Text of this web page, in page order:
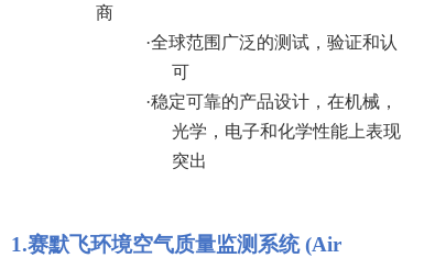
商
·全球范围广泛的测试，验证和认
可
·稳定可靠的产品设计，在机械，
光学，电子和化学性能上表现
突出
1.赛默飞环境空气质量监测系统 (Air